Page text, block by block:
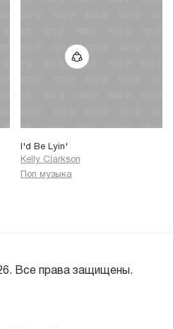
I'd Be Lyin'
Kelly Clarkson
Поп музыка
Все права защищены.